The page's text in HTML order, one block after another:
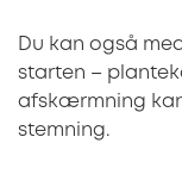
Du kan også
starten –
afskærmning
stemning.